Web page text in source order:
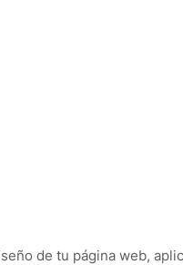
de tu página web,